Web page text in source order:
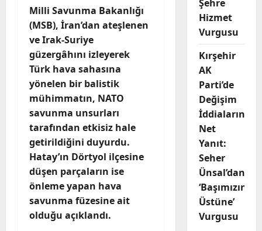
Milli Savunma Bakanlığı
(MSB), İran’dan ateşlenen
ve Irak-Suriye
güzergâhını izleyerek
Türk hava sahasına
yönelen bir balistik
mühimmatın, NATO
savunma unsurları
tarafından etkisiz hale
getirildiğini duyurdu.
Hatay’ın Dörtyol ilçesine
düşen parçaların ise
önleme yapan hava
savunma füzesine ait
olduğu açıklandı.
Şehre
Hizmet
Vurgusu
Kırşehir
AK
Parti’de
Değişim
İddialarına
Net
Yanıt:
Seher
Ünsal’dan
‘Başımızın
Üstüne’
Vurgusu